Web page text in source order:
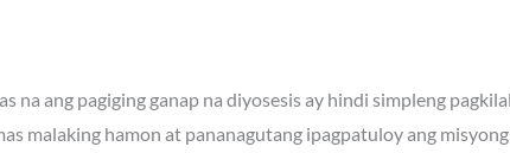
na ang pagiging ganap na diyosesis ay hindi simpleng
malaking hamon at pananagutang ipagpatuloy ang